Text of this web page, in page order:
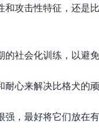
攻击性特征，还是
社会化训练，以避
心来解决比格犬的顽
强，最好将它们放在